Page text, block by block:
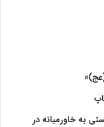
به خاورمیانه در